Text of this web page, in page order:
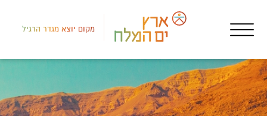
מקום יוצא מגדר הרגיל